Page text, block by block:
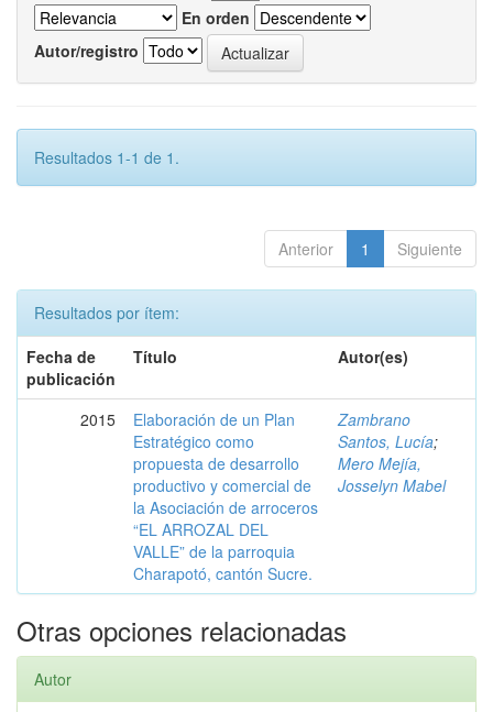
En orden
Autor/registro
Resultados 1-1 de 1.
Anterior 1 Siguiente
Resultados por ítem:
Fecha de
publicación
Título Autor(es)
2015
Elaboración de un Plan
Estratégico como
propuesta de desarrollo
productivo y comercial de
la Asociación de arroceros
“EL ARROZAL DEL
VALLE” de la parroquia
Charapotó, cantón Sucre.
Zambrano
Santos, Lucía;
Mero Mejía,
Josselyn Mabel
Otras opciones relacionadas
Autor